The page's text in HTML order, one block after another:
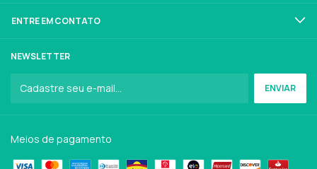
ENTRE EM CONTATO
NEWSLETTER
Meios de pagamento